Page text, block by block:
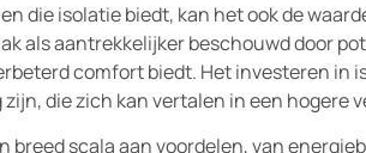
die isolatie biedt, kan het ook de
als aantrekkelijker beschouwd door
comfort biedt. Het investeren in
die zich kan vertalen in een hogere
breed scala aan voordelen, van